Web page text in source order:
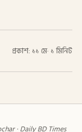
প্রকাশ: ১১ মে· ১ মিনিট
· Daily BD Times